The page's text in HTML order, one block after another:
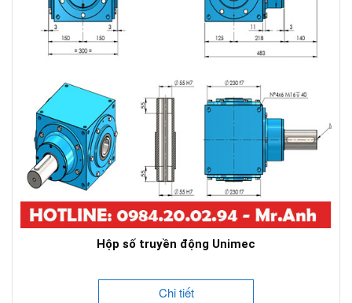
Hộp số truyền động Unimec
Chi tiết